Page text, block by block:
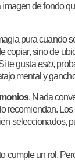
de fondo
pura cuando
copiar, sino de
te gustaesto,
mental y
. Nada
recomiendan.
seleccionados,
cumple un rol.